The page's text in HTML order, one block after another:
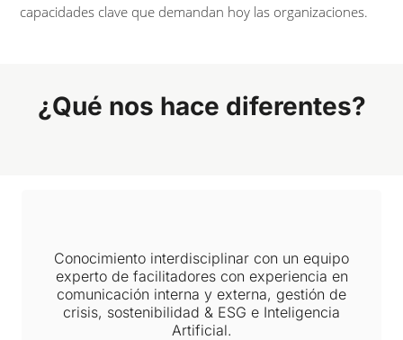
capacidades clave que demandan hoy las organizaciones.
¿Qué nos hace diferentes?
Conocimiento interdisciplinar con un equipo
experto de facilitadores con experiencia en
comunicación interna y externa, gestión de
crisis, sostenibilidad & ESG e Inteligencia
Artificial.